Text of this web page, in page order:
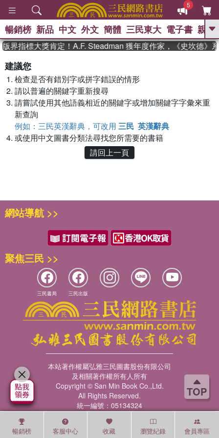
TOP
5
GO
史是一群喵 、
獎 臺灣漫遊錄
登輝時代 、 數學女孩：黎曼猜想 、
暢銷榜 新品 中文 外文 簡體 三民東大 電子書 親子
界指標大獎肯定！A.F. Steadman 獲年度作家，《史坎德》
建議您
檢查是否有錯別字或拼字錯誤的情形
請以普遍的關鍵字重新搜尋
請嘗試使用其他語義相近的關鍵字或增加關鍵字字彙來重
新查詢
例如：三民英漢辭典，可改用 三民 英漢辭典
或使用中文圖書分類法尋找您所需要的書籍
請回上一頁
暢銷榜 客服中心 收藏 瀏覽紀錄 會員專區
網站導航 >>
聚焦三民 >>
三民書局 三民出版
本站著作權屬弘雅三民圖書股份有限公司
及相關著作權所有人所有
Copyright © San Min Book Co.,Ltd.
All Rights Reserved.
統一編號：05134324